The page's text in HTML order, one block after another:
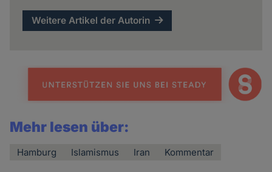
Weitere Artikel der Autorin
Mehr lesen über:
Hamburg Islamismus Iran Kommentar